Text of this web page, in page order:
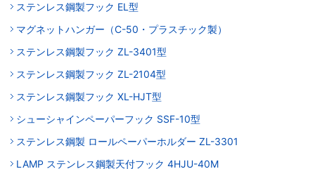
ステンレス鋼製フック EL型
マグネットハンガー（C-50・プラスチック製）
ステンレス鋼製フック ZL-3401型
ステンレス鋼製フック ZL-2104型
ステンレス鋼製フック XL-HJT型
シューシャインペーパーフック SSF-10型
ステンレス鋼製 ロールペーパーホルダー ZL-3301
LAMP ステンレス鋼製天付フック 4HJU-40M